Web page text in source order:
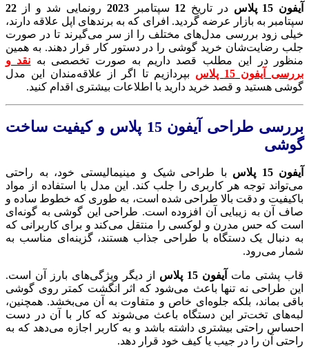
آیفون 15 پلاس در تاریخ 12 سپتامبر2023 رونمایی شد و از 22
سپتامبر به بازار عرضه گردید. افرای که به برندهای اپل علاقه دارند،
خیلی زود بررسی مدل‌های مختلف را از سر می‌گیرند تا در صورت
جلب رضایت‌شان خرید گوشی را در دستور کار قرار دهند. به همین
منظور در این مطلب قصد داریم به صورت تخصصی به نقد و
بررسی آیفون 15 پلاس
بپردازیم تا اگر از علاقه‌مندان این مدل
گوشی هستید و قصد خرید دارید با اطلاعات بیشتری اقدام کنید.
بررسی طراحی آیفون 15 پلاس و کیفیت ساخت
گوشی
آیفون 15 پلاس
با طراحی شیک و مینیمالیستی خود، به راحتی
می‌تواند توجه هر کاربری را جلب کند. این مدل با استفاده از مواد
باکیفیت و دقت بالا طراحی شده است، به طوری که خطوط ساده و
صاف آن به زیبایی آن افزوده است. طراحی این گوشی به گونه‌ای
است که حس مدرن و لوکسی را منتقل می‌کند و برای کاربرانی که
به دنبال یک دستگاه با طراحی جذاب هستند، گزینه‌ای مناسب به
شمار می‌رود.
قاب پشتی مات آیفون 15 پلاس
از دیگر ویژگی‌های بارز آن است.
این طراحی نه تنها باعث می‌شود که اثر انگشت کمتر روی گوشی
باقی بماند، بلکه جلوه‌ای خاص و متفاوت به آن می‌بخشد. همچنین،
لبه‌های تخت‌تر این دستگاه باعث می‌شوند که کار با آن در دست
احساس راحتی بیشتری داشته باشد و به کاربر اجازه می‌دهد که به
راحتی آن را در جیب یا کیف خود قرار دهد.